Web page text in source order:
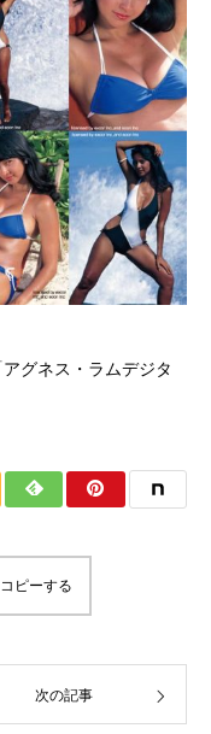
グネス・ラムデジタ
ピーする
次の記事